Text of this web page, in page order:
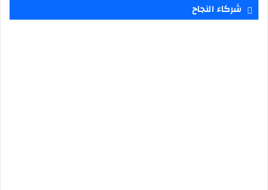
شركاء النجاح